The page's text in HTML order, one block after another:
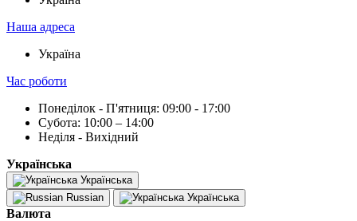
Наша адреса
Українa
Час роботи
Понеділок - П'ятниця: 09:00 - 17:00
Субота: 10:00 – 14:00
Неділя - Вихідний
Українська
Українська
Russian
Українська
Валюта